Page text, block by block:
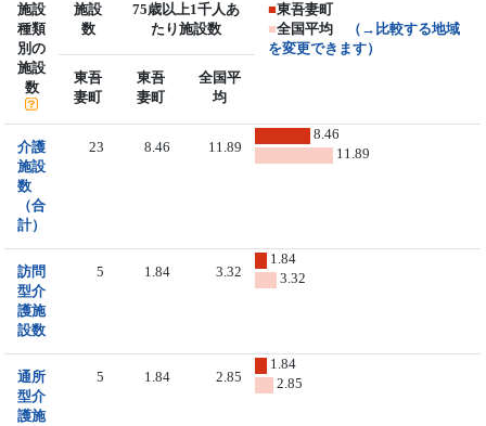
施設
種類
別の
施設
数
施設
数
75歳以上1千人あ
たり施設数
■東吾妻町
■全国平均
（→比較する地域
を変更できます）
東吾
妻町
東吾
妻町
全国平
均
介護
施設
数
（合
計）
23 8.46 11.89
8.46
11.89
訪問
型介
護施
設数
5 1.84 3.32
1.84
3.32
通所
型介
護施
5 1.84 2.85
1.84
2.85